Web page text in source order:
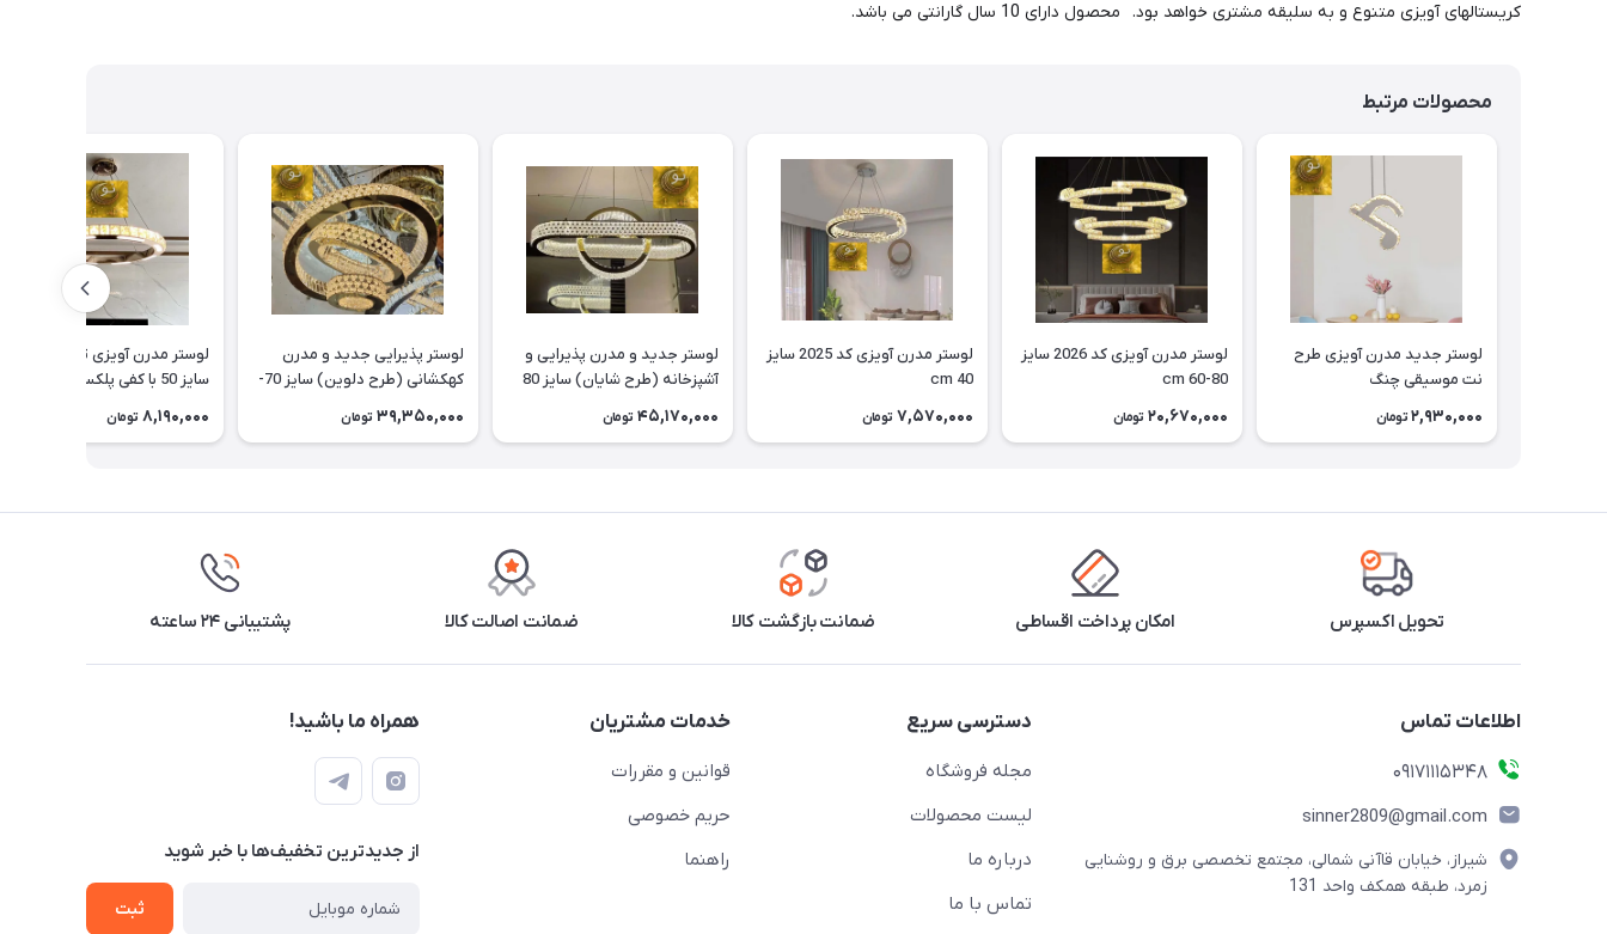
کریستالهای آویزی متنوع و به سلیقه مشتری خواهد بود. محصول دارای 10 سال گارانتی می باشد.
محصولات مرتبط
لوستر جدید مدرن آویزی طرح
نت موسیقی چنگ
2,930,000 تومان
لوستر مدرن آویزی کد 2026 سایز
cm 60-80
20,670,000 تومان
لوستر مدرن آویزی کد 2025 سایز
cm 40
7,570,000 تومان
لوستر جدید و مدرن پذیرایی و
آشپزخانه (طرح شایان) سایز 80
45,170,000 تومان
لوستر پذیرایی جدید و مدرن
کهکشانی (طرح دلوین) سایز 70-
39,350,000 تومان
لوستر مدرن آویزی تک حلقه گرد
سایز 50 با کفی پلکسی
8,190,000 تومان
تحویل اکسپرس امکان پرداخت اقساطی ضمانت بازگشت کالا ضمانت اصالت کالا پشتیبانی ۲۴ ساعته
اطلاعات تماس
09171115348
sinner2809@gmail.com
شیراز، خیابان قاآنی شمالی، مجتمع تخصصی برق و روشنایی
زمرد، طبقه همکف واحد 131
دسترسی سریع
مجله فروشگاه
لیست محصولات
درباره ما
تماس با ما
خدمات مشتریان
قوانین و مقررات
حریم خصوصی
راهنما
همراه ما باشید!
از جدید‌ترین تخفیف‌ها با‌ خبر شوید
ثبت